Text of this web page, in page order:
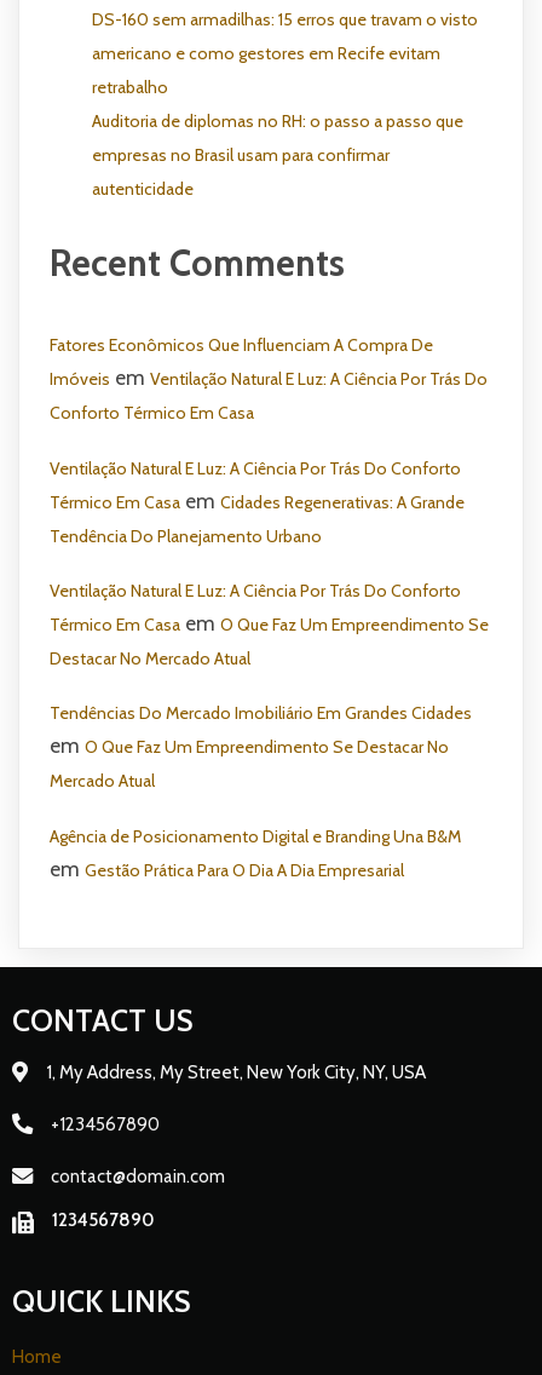
DS-160 sem armadilhas: 15 erros que travam o visto
americano e como gestores em Recife evitam
retrabalho
Auditoria de diplomas no RH: o passo a passo que
empresas no Brasil usam para confirmar
autenticidade
Recent Comments
Fatores Econômicos Que Influenciam A Compra De
Imóveis em Ventilação Natural E Luz: A Ciência Por Trás Do
Conforto Térmico Em Casa
Ventilação Natural E Luz: A Ciência Por Trás Do Conforto
Térmico Em Casa em Cidades Regenerativas: A Grande
Tendência Do Planejamento Urbano
Ventilação Natural E Luz: A Ciência Por Trás Do Conforto
Térmico Em Casa em O Que Faz Um Empreendimento Se
Destacar No Mercado Atual
Tendências Do Mercado Imobiliário Em Grandes Cidades
em O Que Faz Um Empreendimento Se Destacar No
Mercado Atual
Agência de Posicionamento Digital e Branding Una B&M
em Gestão Prática Para O Dia A Dia Empresarial
CONTACT US
1, My Address, My Street, New York City, NY, USA
+1234567890
contact@domain.com
1234567890
QUICK LINKS
Home